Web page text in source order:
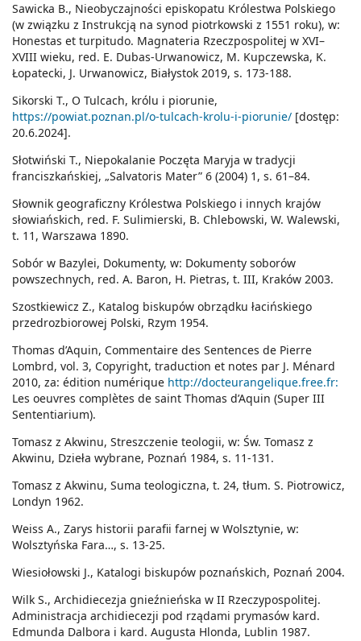
Sawicka B., Nieobyczajności episkopatu Królestwa Polskiego
(w związku z Instrukcją na synod piotrkowski z 1551 roku), w:
Honestas et turpitudo. Magnateria Rzeczpospolitej w XVI–
XVIII wieku, red. E. Dubas-Urwanowicz, M. Kupczewska, K.
Łopatecki, J. Urwanowicz, Białystok 2019, s. 173-188.
Sikorski T., O Tulcach, królu i piorunie,
https://powiat.poznan.pl/o-tulcach-krolu-i-piorunie/ [dostęp:
20.6.2024].
Słotwiński T., Niepokalanie Poczęta Maryja w tradycji
franciszkańskiej, „Salvatoris Mater” 6 (2004) 1, s. 61–84.
Słownik geograficzny Królestwa Polskiego i innych krajów
słowiańskich, red. F. Sulimierski, B. Chlebowski, W. Walewski,
t. 11, Warszawa 1890.
Sobór w Bazylei, Dokumenty, w: Dokumenty soborów
powszechnych, red. A. Baron, H. Pietras, t. III, Kraków 2003.
Szostkiewicz Z., Katalog biskupów obrządku łacińskiego
przedrozbiorowej Polski, Rzym 1954.
Thomas d’Aquin, Commentaire des Sentences de Pierre
Lombrd, vol. 3, Copyright, traduction et notes par J. Ménard
2010, za: édition numérique http://docteurangelique.free.fr:
Les oeuvres complètes de saint Thomas d’Aquin (Super III
Sententiarium).
Tomasz z Akwinu, Streszczenie teologii, w: Św. Tomasz z
Akwinu, Dzieła wybrane, Poznań 1984, s. 11-131.
Tomasz z Akwinu, Suma teologiczna, t. 24, tłum. S. Piotrowicz,
Londyn 1962.
Weiss A., Zarys historii parafii farnej w Wolsztynie, w:
Wolsztyńska Fara…, s. 13-25.
Wiesiołowski J., Katalogi biskupów poznańskich, Poznań 2004.
Wilk S., Archidiecezja gnieźnieńska w II Rzeczypospolitej.
Administracja archidiecezji pod rządami prymasów kard.
Edmunda Dalbora i kard. Augusta Hlonda, Lublin 1987.